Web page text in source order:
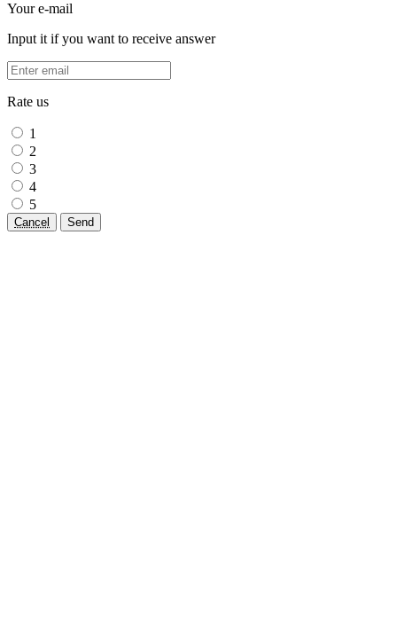
Your e-mail
Input it if you want to receive answer
Rate us
1
2
3
4
5
Cancel Send